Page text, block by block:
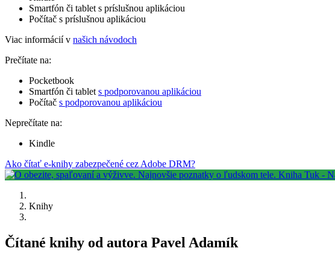
Smartfón či tablet s príslušnou aplikáciou
Počítač s príslušnou aplikáciou
Viac informácií v našich návodoch
Prečítate na:
Pocketbook
Smartfón či tablet s podporovanou aplikáciou
Počítač s podporovanou aplikáciou
Neprečítate na:
Kindle
Ako čítať e-knihy zabezpečené cez Adobe DRM?
Knihy
Čítané knihy od autora Pavel Adamík